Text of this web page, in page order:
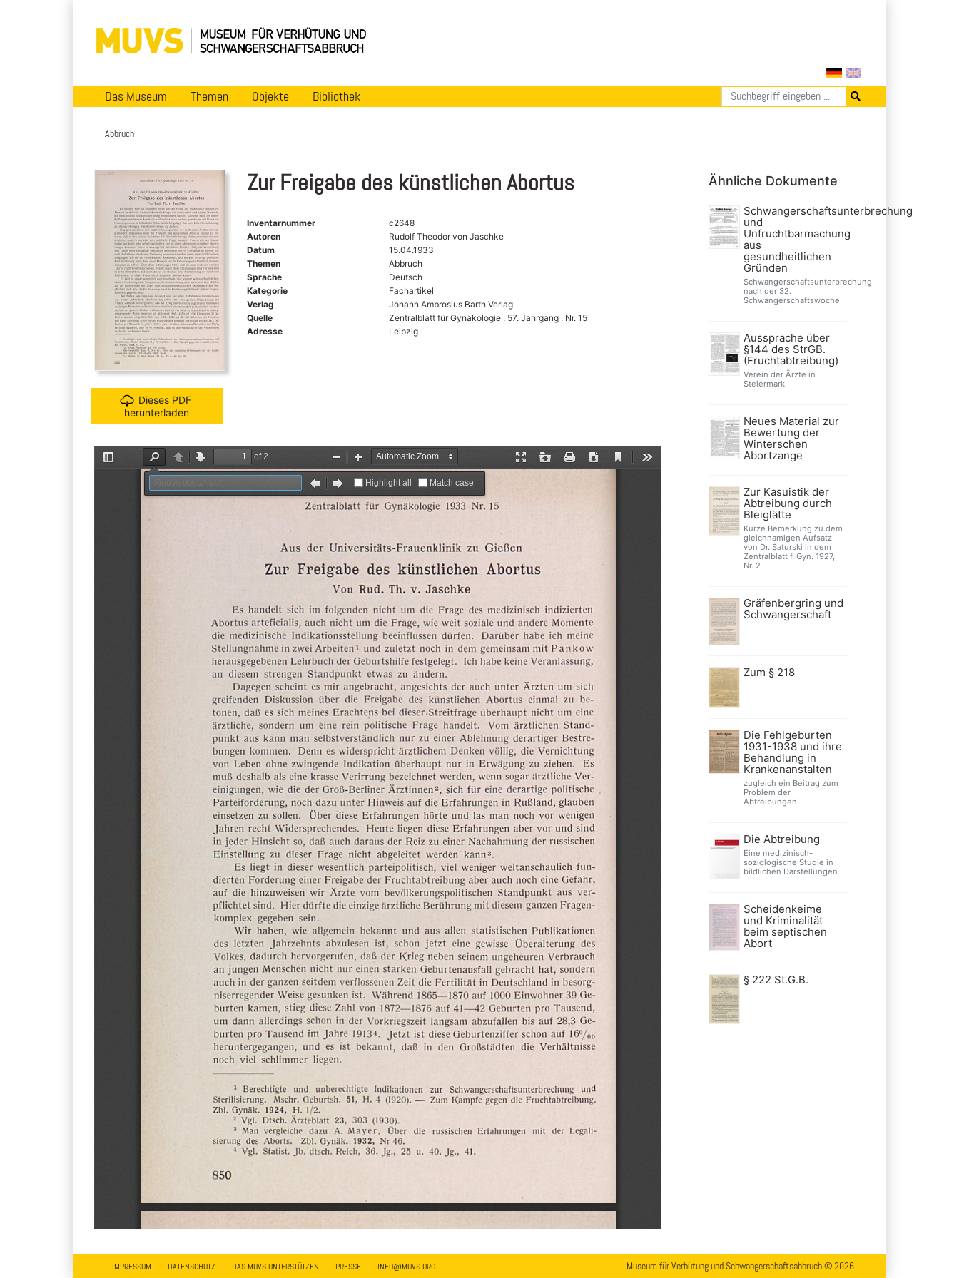
Das Museum Themen Objekte Bibliothek
Abbruch
Dieses PDF
herunterladen
Zur Freigabe des künstlichen Abortus
Inventarnummer
c2648
Autoren
Rudolf Theodor von Jaschke
Datum
15.04.1933
Themen
Abbruch
Sprache
Deutsch
Kategorie
Fachartikel
Verlag
Johann Ambrosius Barth Verlag
Quelle
Zentralblatt für Gynäkologie , 57. Jahrgang , Nr. 15
Adresse
Leipzig
Ähnliche Dokumente
Schwangerschaftsunterbrechung
und
Unfruchtbarmachung
aus
gesundheitlichen
Gründen
Schwangerschaftsunterbrechung
nach der 32.
Schwangerschaftswoche
Aussprache über
§144 des StrGB.
(Fruchtabtreibung)
Verein der Ärzte in
Steiermark
Neues Material zur
Bewertung der
Winterschen
Abortzange
Zur Kasuistik der
Abtreibung durch
Bleiglätte
Kurze Bemerkung zu dem
gleichnamigen Aufsatz
von Dr. Saturski in dem
Zentralblatt f. Gyn. 1927,
Nr. 2
Gräfenbergring und
Schwangerschaft
Zum § 218
Die Fehlgeburten
1931-1938 und ihre
Behandlung in
Krankenanstalten
zugleich ein Beitrag zum
Problem der
Abtreibungen
Die Abtreibung
Eine medizinisch-
soziologische Studie in
bildlichen Darstellungen
Scheidenkeime
und Kriminalität
beim septischen
Abort
§ 222 St.G.B.
IMPRESSUM DATENSCHUTZ DAS MUVS UNTERSTÜTZEN PRESSE INFO@MUVS.ORG Museum für Verhütung und Schwangerschaftsabbruch © 2026